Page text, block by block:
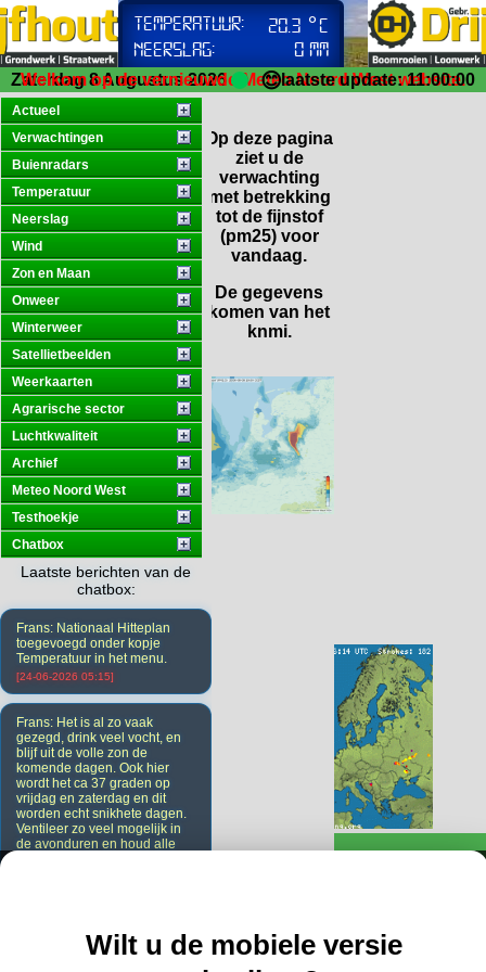
Zaterdag 8 Augustus 2026
Welkom op de vernieuwde Meteo Noord West website.
😊laatste update: 11:00:00
Actueel
Verwachtingen
Buienradars
Temperatuur
Neerslag
Wind
Zon en Maan
Onweer
Winterweer
Satellietbeelden
Weerkaarten
Agrarische sector
Luchtkwaliteit
Archief
Meteo Noord West
Testhoekje
Chatbox
Laatste berichten van de
chatbox:
Frans: Nationaal Hitteplan
toegevoegd onder kopje
Temperatuur in het menu.
[24-06-2026 05:15]
Frans: Het is al zo vaak
gezegd, drink veel vocht, en
blijf uit de volle zon de
komende dagen. Ook hier
wordt het ca 37 graden op
vrijdag en zaterdag en dit
worden echt snikhete dagen.
Ventileer zo veel mogelijk in
de avonduren en houd alle
Op deze pagina
ziet u de
verwachting
met betrekking
tot de fijnstof
(pm25) voor
vandaag.
De gegevens
komen van het
knmi.
Wilt u de mobiele versie